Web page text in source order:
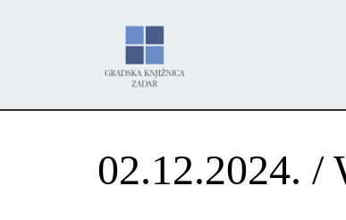
02.12.2024. /